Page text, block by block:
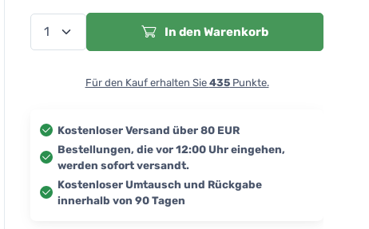
In den Warenkorb
Für den Kauf erhalten Sie 435Punkte.
Kostenloser Versand über 80 EUR
Bestellungen, die vor 12:00 Uhr eingehen,
werden sofort versandt.
Kostenloser Umtausch und Rückgabe
innerhalb von 90 Tagen